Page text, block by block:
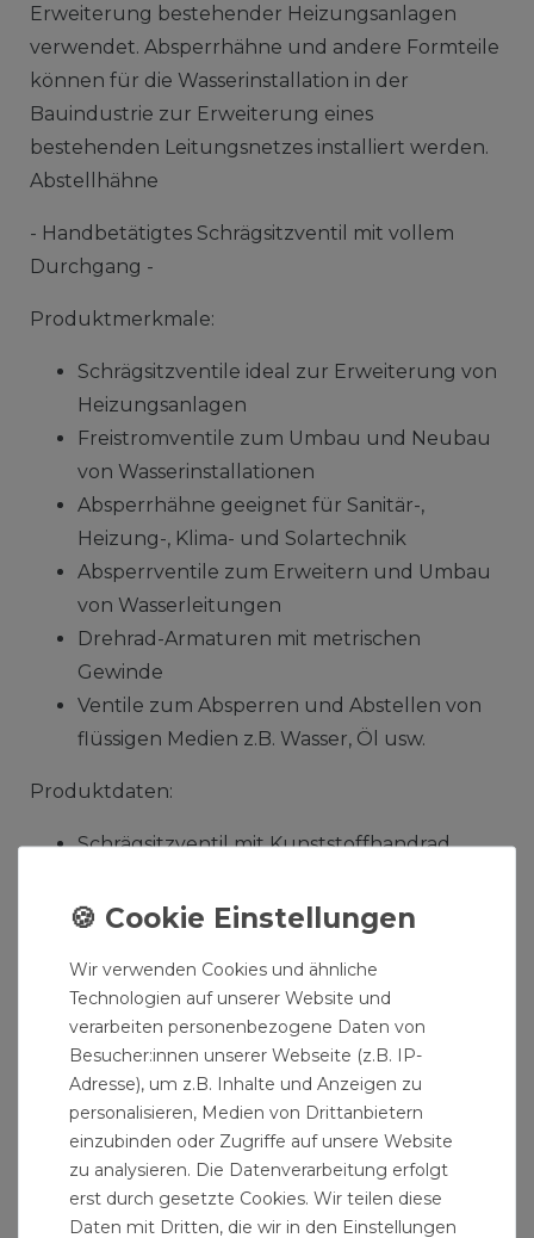
Erweiterung bestehender Heizungsanlagen
verwendet. Absperrhähne und andere Formteile
können für die Wasserinstallation in der
Bauindustrie zur Erweiterung eines
bestehenden Leitungsnetzes installiert werden.
Abstellhähne
- Handbetätigtes Schrägsitzventil mit vollem
Durchgang -
Produktmerkmale:
Schrägsitzventile ideal zur Erweiterung von
Heizungsanlagen
Freistromventile zum Umbau und Neubau
von Wasserinstallationen
Absperrhähne geeignet für Sanitär-,
Heizung-, Klima- und Solartechnik
Absperrventile zum Erweitern und Umbau
von Wasserleitungen
Drehrad-Armaturen mit metrischen
Gewinde
Ventile zum Absperren und Abstellen von
flüssigen Medien z.B. Wasser, Öl usw.
Produktdaten:
Schrägsitzventil mit Kunststoffhandrad
Rohraussendurchmesser: Ø 21,3 mm
Ventillänge: 57 mm
Temperaturbereich: 0° - 95°
Die Absperrventile werden mit Rohrleitungen
aus Kupfer, Edelstahl, Stahl oder Kunststoff fest
verbunden.
Bitte beachten:Bei diesen Armaturen handelt es
sich um Funktionsarmaturen oder auch
Wir verwenden Cookies und ähnliche
Technologien auf unserer Website und
verarbeiten personenbezogene Daten von
Besucher:innen unserer Webseite (z.B. IP-
Adresse), um z.B. Inhalte und Anzeigen zu
personalisieren, Medien von Drittanbietern
einzubinden oder Zugriffe auf unsere Website
zu analysieren. Die Datenverarbeitung erfolgt
erst durch gesetzte Cookies. Wir teilen diese
Daten mit Dritten, die wir in den Einstellungen